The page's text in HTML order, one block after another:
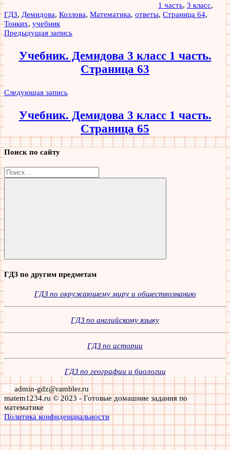
1 часть, 3 класс,
ГДЗ, Демидова, Козлова, Математика, ответы, Страница 64,
Тонких, учебник
Навигация
по
записям
Предыдущая запись
Учебник. Демидова 3 класс 1 часть.
Страница 63
Следующая запись
Учебник. Демидова 3 класс 1 часть.
Страница 65
Поиск по сайту
Найти:
Поиск
ГДЗ по другим предметам
ГДЗ по окружающему миру и обществознанию
ГДЗ по английскому языку
ГДЗ по истории
ГДЗ по географии и биологии
admin-gdz@rambler.ru
matem1234.ru © 2023 - Готовые домашние задания по
математике
Политика конфиденциальности